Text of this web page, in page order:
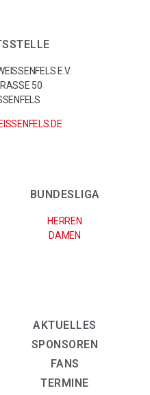
E.V.
50
BUNDESLIGA
HERREN
DAMEN
AKTUELLES
SPONSOREN
FANS
TERMINE